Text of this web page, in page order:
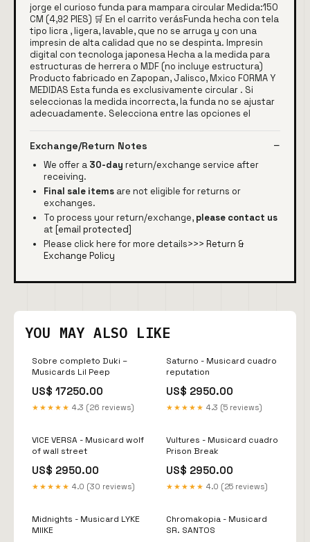
jorge el curioso funda para mampara circular Medida:150
CM (4,92 PIES) 🛒 En el carrito verásFunda hecha con tela
tipo licra , ligera, lavable, que no se arruga y con una
impresin de alta calidad que no se despinta. Impresin
digital con tecnologa japonesa Hecha a la medida para
estructuras de herrera o MDF (no incluye estructura)
Producto fabricado en Zapopan, Jalisco, Mxico FORMA Y
MEDIDAS Esta funda es exclusivamente circular . Si
seleccionas la medida incorrecta, la funda no se ajustar
adecuadamente. Selecciona entre las opciones el
Exchange/Return Notes
We offer a 30-day return/exchange service after
receiving.
Final sale items are not eligible for returns or
exchanges.
To process your return/exchange, please contact us
at [email protected]
Please click here for more details>>> Return &
Exchange Policy
YOU MAY ALSO LIKE
Sobre completo Duki –
Musicards Lil Peep
US$ 17250.00
★★★★★ 4.3 (26 reviews)
Saturno - Musicard cuadro
reputation
US$ 2950.00
★★★★★ 4.3 (5 reviews)
VICE VERSA - Musicard wolf
of wall street
US$ 2950.00
★★★★★ 4.0 (30 reviews)
Vultures - Musicard cuadro
Prison Break
US$ 2950.00
★★★★★ 4.0 (25 reviews)
Midnights - Musicard LYKE
MIIKE
Chromakopia - Musicard
SR. SANTOS